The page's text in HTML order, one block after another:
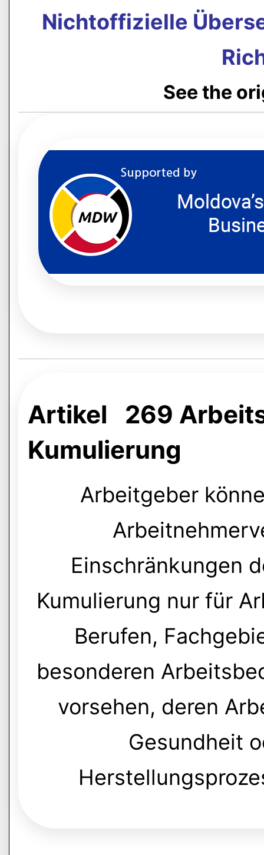
Nichtoffizielle
See the
Artikel 269
Kumulierung
Arbeitgeber
Einschränkungen
Kumulierung nur für
Berufen,
besonderen
vorsehen, deren
Gesundheit